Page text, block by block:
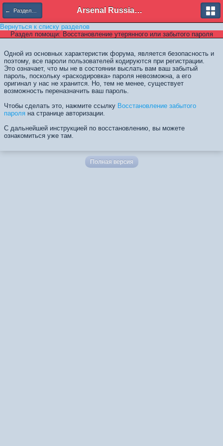
← Разделы помощи Arsenal Russian Speaking Supporters Club
Вернуться к списку разделов
Раздел помощи: Восстановление утерянного или забытого пароля
Одной из основных характеристик форума, является безопасность и
поэтому, все пароли пользователей кодируются при регистрации.
Это означает, что мы не в состоянии выслать вам ваш забытый
пароль, поскольку «раскодировка» пароля невозможна, а его
оригинал у нас не хранится. Но, тем не менее, существует
возможность переназначить ваш пароль.
Чтобы сделать это, нажмите ссылку Восстановление забытого
пароля на странице авторизации.
С дальнейшей инструкцией по восстановлению, вы можете
ознакомиться уже там.
Полная версия